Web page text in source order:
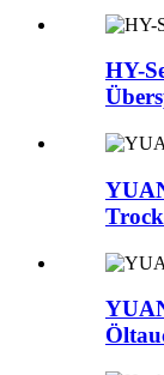
HY-